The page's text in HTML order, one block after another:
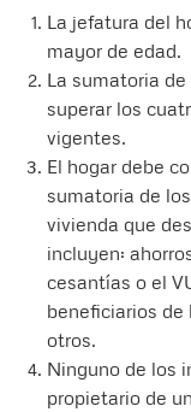
La jefatura del
mayor de edad.
La sumatoria
superar los
vigentes.
El hogar debe
sumatoria de
vivienda que
incluyen:
cesantías o el
beneficiarios de
otros.
Ninguno de los
propietario de